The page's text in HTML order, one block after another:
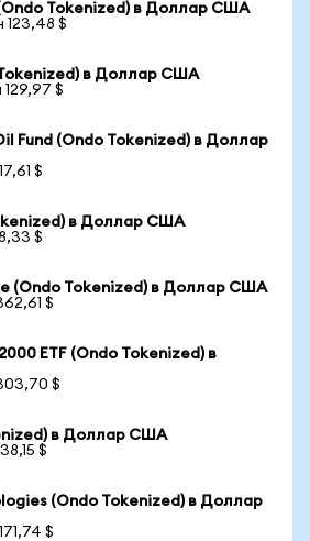
Tokenized) в Доллар США
123,48 $
в Доллар США
$
Fund (Ondo Tokenized) в Доллар
$
в Доллар США
$
(Ondo Tokenized) в Доллар США
$
ETF (Ondo Tokenized) в
$
в Доллар США
$
(Ondo Tokenized) в Доллар
$